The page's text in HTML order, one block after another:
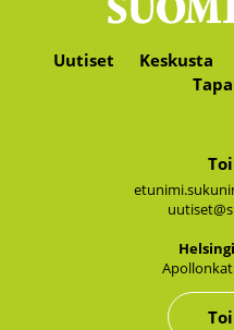
Uutiset Keskusta